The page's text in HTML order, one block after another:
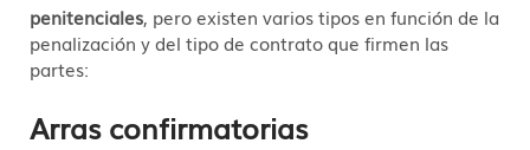
penitenciales, pero existen varios tipos en función de la
penalización y del tipo de contrato que firmen las
partes:
Arras confirmatorias